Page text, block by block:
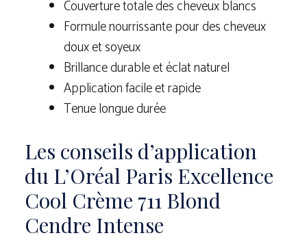
Couverture totale des cheveux blancs
Formule nourrissante pour des cheveux
doux et soyeux
Brillance durable et éclat naturel
Application facile et rapide
Tenue longue durée
Les conseils d’application
du L’Oréal Paris Excellence
Cool Crème 711 Blond
Cendre Intense